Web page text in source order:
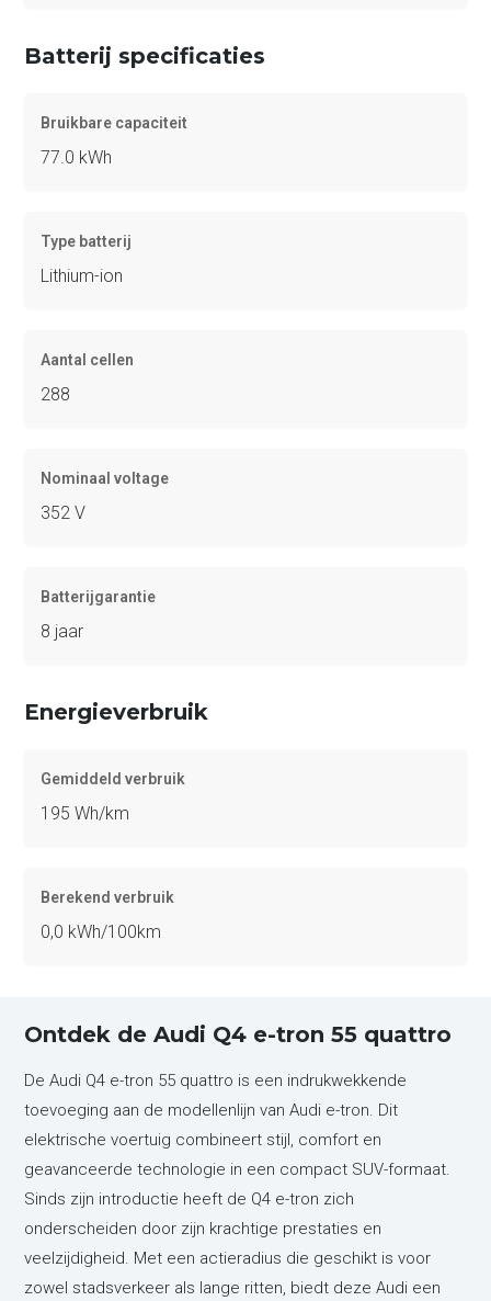
Batterij specificaties
Bruikbare capaciteit
77.0 kWh
Type batterij
Lithium-ion
Aantal cellen
288
Nominaal voltage
352 V
Batterijgarantie
8 jaar
Energieverbruik
Gemiddeld verbruik
195 Wh/km
Berekend verbruik
0,0 kWh/100km
Ontdek de Audi Q4 e-tron 55 quattro
De Audi Q4 e-tron 55 quattro is een indrukwekkende
toevoeging aan de modellenlijn van Audi e-tron. Dit
elektrische voertuig combineert stijl, comfort en
geavanceerde technologie in een compact SUV-formaat.
Sinds zijn introductie heeft de Q4 e-tron zich
onderscheiden door zijn krachtige prestaties en
veelzijdigheid. Met een actieradius die geschikt is voor
zowel stadsverkeer als lange ritten, biedt deze Audi een